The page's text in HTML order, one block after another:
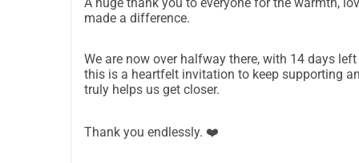
BEHANDELING
langdurige zware antibioticakuren en
een tweede fase gaat ze in behandeling in een
infecties, die veel moeilijker te behandelen zijn
moet ook ondersteund worden met
made a difference.
We are now over halfway there, with 14 days
this is a heartfelt invitation to keep supporting
truly helps us get closer.
Thank you endlessly. ❤️